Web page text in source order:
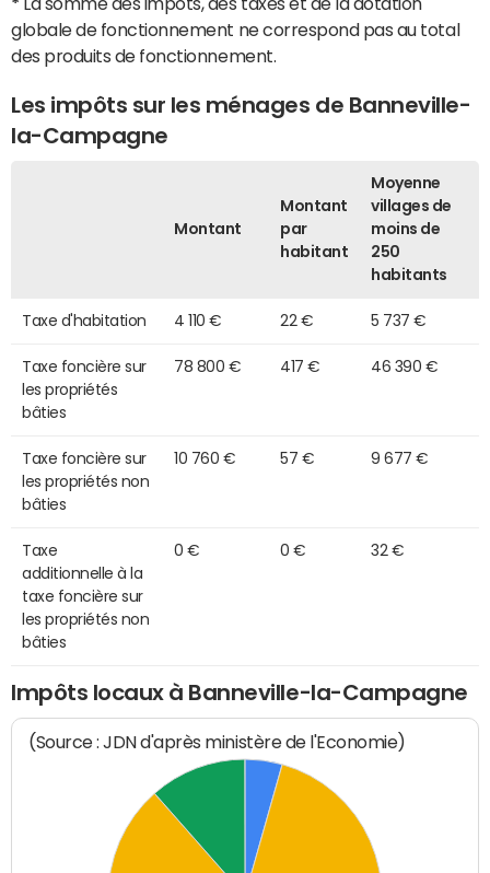
globale de fonctionnement ne correspond pas au total
des produits de fonctionnement.
Les impôts sur les ménages de Banneville-
la-Campagne
Montant
Montant
par
habitant
Moyenne
villages de
moins de
250
habitants
Taxe d'habitation 4 110 € 22 € 5 737 €
Taxe foncière sur
les propriétés
bâties
78 800 € 417 € 46 390 €
Taxe foncière sur
les propriétés non
bâties
10 760 € 57 € 9 677 €
Taxe
additionnelle à la
taxe foncière sur
les propriétés non
bâties
0 € 0 € 32 €
Impôts locaux à Banneville-la-Campagne
(Source : JDN d'après ministère de l'Economie)